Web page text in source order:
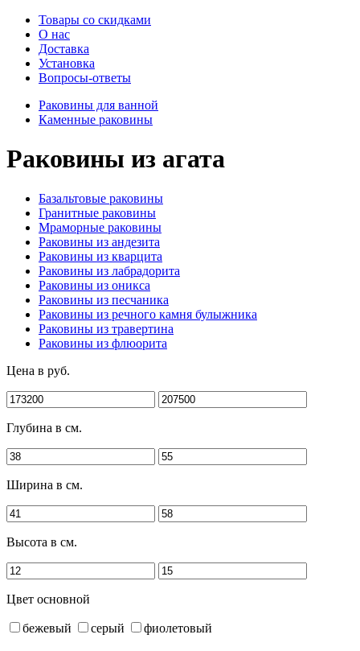
Товары со скидками
О нас
Доставка
Установка
Вопросы-ответы
Раковины для ванной
Каменные раковины
Раковины из агата
Базальтовые раковины
Гранитные раковины
Мраморные раковины
Раковины из андезита
Раковины из кварцита
Раковины из лабрадорита
Раковины из оникса
Раковины из песчаника
Раковины из речного камня булыжника
Раковины из травертина
Раковины из флюорита
Цена в руб.
Глубина в см.
Ширина в см.
Высота в см.
Цвет основной
бежевый серый
фиолетовый